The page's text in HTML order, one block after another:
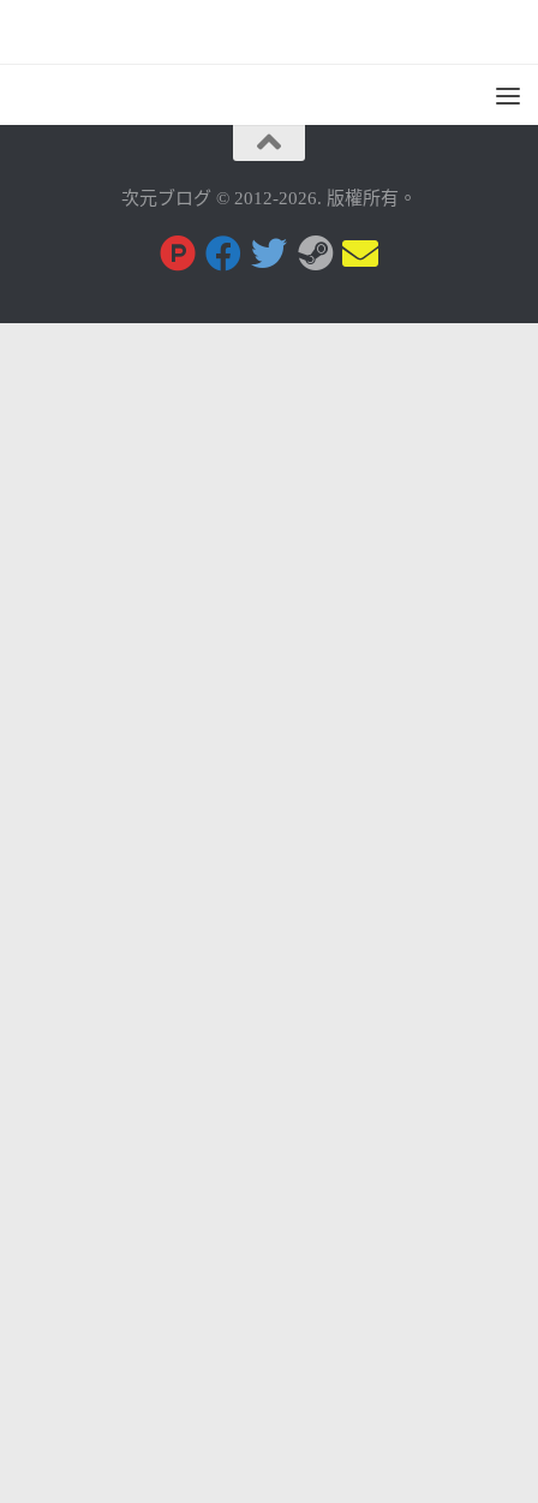
次元ブログ © 2012-2026. 版權所有。